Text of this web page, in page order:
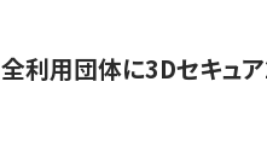
全利用団体に3Dセキュ